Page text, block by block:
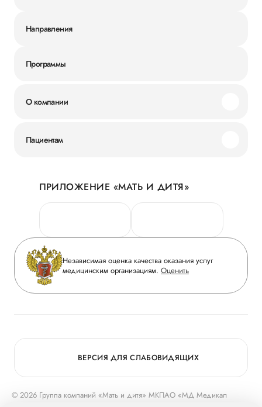
Направления
Программы
О компании
Новости
Руководство
Сотрудничество
Инвесторам
Журнал «Мать и дитя»
Вакансии
Медицинский туризм
Пациентам
Личный кабинет
Персональные данные
Горячая линия качества
Вопрос-ответ
Приложение пациента
Статьи
ПРИЛОЖЕНИЕ «МАТЬ И ДИТЯ»
Независимая оценка качества оказания услуг
медицинским организациям. Оценить
© 2026 Группа компаний «Мать и дитя» МКПАО «МД Медикал
ВЕРСИЯ ДЛЯ СЛАБОВИДЯЩИХ